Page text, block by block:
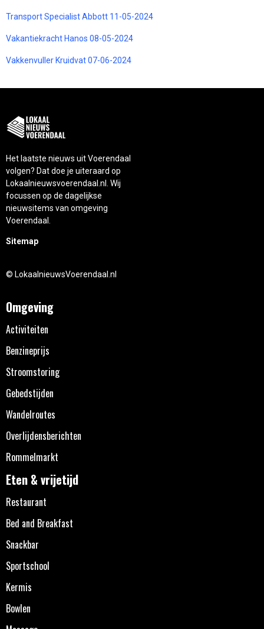
Transport Specialist Abbott 11-05-2024
Vakantiekracht Hanos 08-05-2024
Vakkenvuller Kruidvat 07-06-2024
Het laatste nieuws uit Voerendaal
volgen? Dat doe je uiteraard op
Lokaalnieuwsvoerendaal.nl. Wij
focussen op de dagelijkse
nieuwsitems van omgeving
Voerendaal.
Sitemap
© LokaalnieuwsVoerendaal.nl
Omgeving
Activiteiten
Benzineprijs
Stroomstoring
Gebedstijden
Wandelroutes
Overlijdensberichten
Rommelmarkt
Eten & vrijetijd
Restaurant
Bed and Breakfast
Snackbar
Sportschool
Kermis
Bowlen